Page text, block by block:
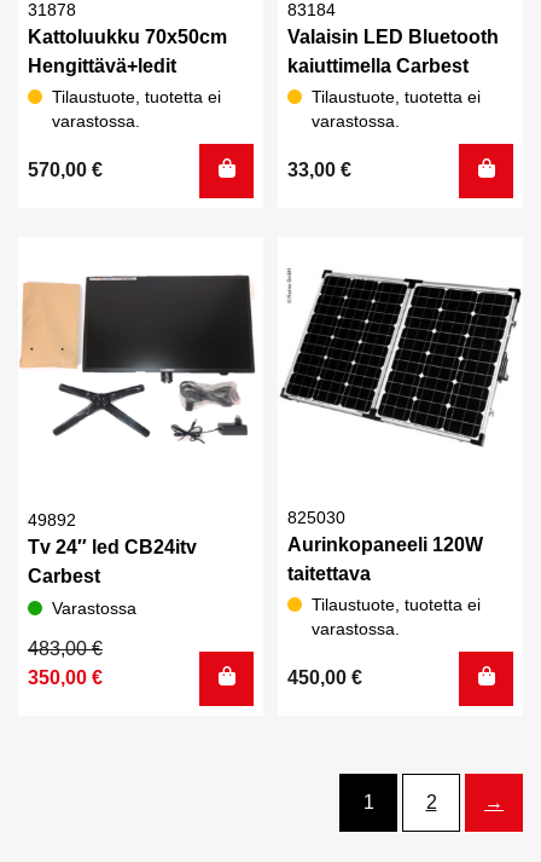
31878
Kattoluukku 70x50cm
Hengittävä+ledit
Tilaustuote, tuotetta ei
varastossa.
570,00 €
83184
Valaisin LED Bluetooth
kaiuttimella Carbest
Tilaustuote, tuotetta ei
varastossa.
33,00 €
49892
Tv 24″ led CB24itv
Carbest
Varastossa
483,00€
Alkuperäinen
hinta
350,00 €
Nykyinen
hinta
825030
Aurinkopaneeli 120W
taitettava
Tilaustuote, tuotetta ei
varastossa.
450,00 €
1 2 →